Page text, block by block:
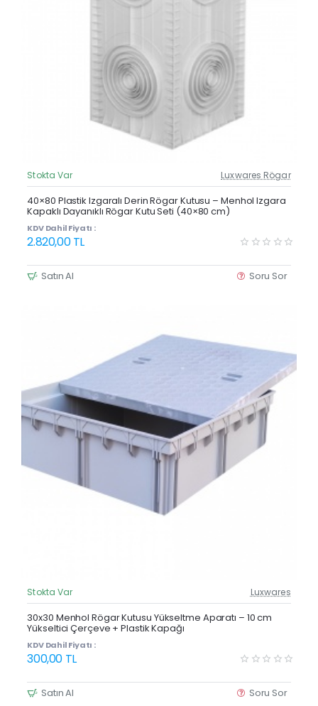
Güncel Fiyat
Yeni Ürün
Stokta Var Luxwares Rögar
40×80 Plastik Izgaralı Derin Rögar Kutusu – Menhol Izgara
Kapaklı Dayanıklı Rögar Kutu Seti (40×80 cm)
KDV Dahil Fiyatı :
2.820,00 TL
Satın Al Soru Sor
Güncel Fiyat
Yeni Ürün
Stokta Var Luxwares
30x30 Menhol Rögar Kutusu Yükseltme Aparatı – 10 cm
Yükseltici Çerçeve + Plastik Kapağı
KDV Dahil Fiyatı :
300,00 TL
Satın Al Soru Sor